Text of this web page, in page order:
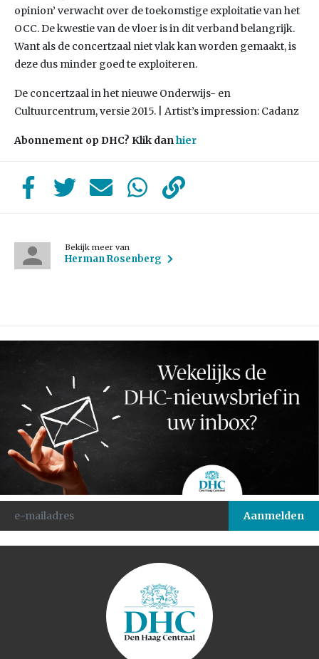
opinion’ verwacht over de toekomstige exploitatie van het
OCC. De kwestie van de vloer is in dit verband belangrijk.
Want als de concertzaal niet vlak kan worden gemaakt, is
deze dus minder goed te exploiteren.
De concertzaal in het nieuwe Onderwijs- en
Cultuurcentrum, versie 2015. | Artist’s impression: Cadanz
Abonnement op DHC? Klik danhier
Bekijk meer van
Herman Rosenberg